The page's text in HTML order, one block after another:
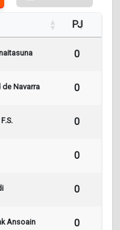
PJ
0
de Navarra 0
0
0
0
Ansoain 0